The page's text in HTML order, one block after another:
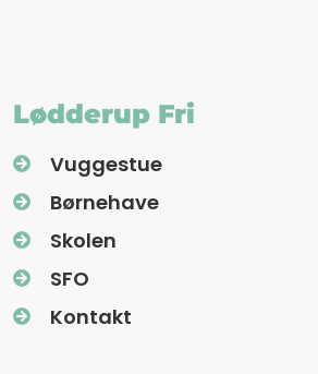
Lødderup Fri
Vuggestue
Børnehave
Skolen
SFO
Kontakt